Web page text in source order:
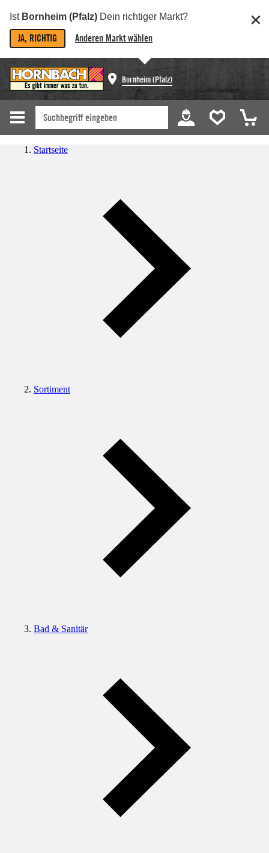
Ist Bornheim (Pfalz) Dein richtiger Markt?
JA, RICHTIG Anderen Markt wählen
Bornheim (Pfalz)
Startseite
Sortiment
Bad & Sanitär